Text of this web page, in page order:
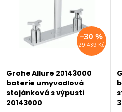
p
r
p
r
29 439 Kč
–30 %
Grohe Allure 20143000
baterie umyvadlová
stojánková s výpustí
20143000